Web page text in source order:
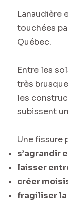
Lanaudière
touchées
Québec.
Entre les
très
les
subissent
Une fissure
s’agrandir
laisser
créer
fragiliser la